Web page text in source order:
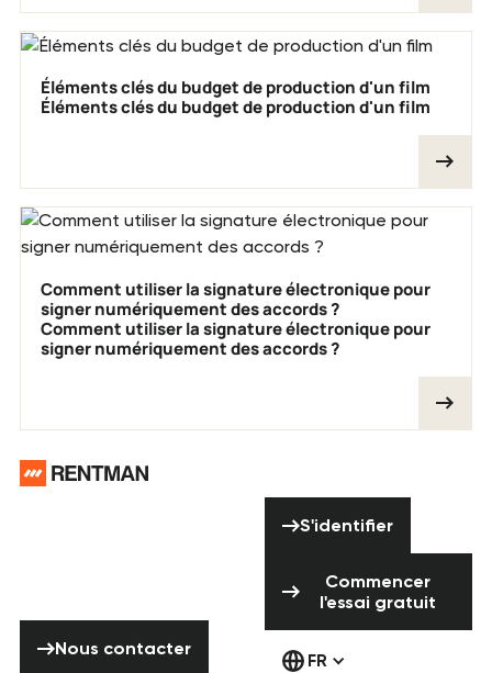
Éléments clés du budget de production d'un film
Éléments clés du budget de production d'un film
Comment utiliser la signature électronique pour
signer numériquement des accords ?
Comment utiliser la signature électronique pour
signer numériquement des accords ?
Nous contacter
S'identifier
Commencer
l'essai gratuit
FR